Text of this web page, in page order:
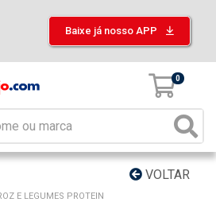
Baixe já nosso APP
0
VOLTAR
E LEGUMES PROTEIN